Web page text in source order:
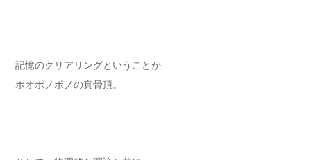
記憶のクリアリングということが
ホオポノポノの真骨頂。